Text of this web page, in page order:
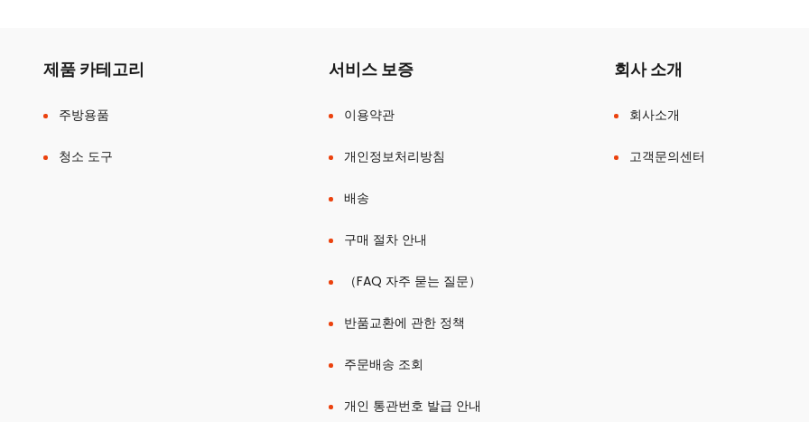
제품 카테고리
주방용품
청소 도구
서비스 보증
이용약관
개인정보처리방침
배송
구매 절차 안내
（FAQ 자주 묻는 질문）
반품교환에 관한 정책
주문배송 조회
개인 통관번호 발급 안내
회사 소개
회사소개
고객문의센터